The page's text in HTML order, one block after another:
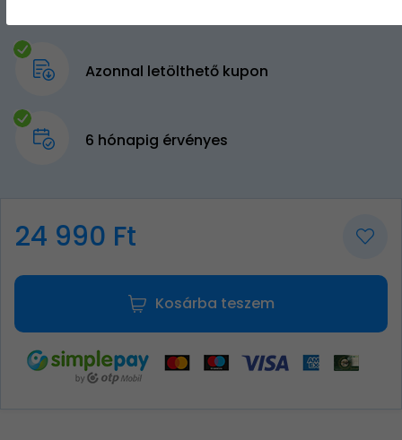
Azonnal letölthető kupon
6 hónapig érvényes
24 990 Ft
Kosárba teszem